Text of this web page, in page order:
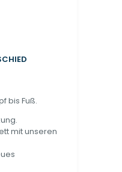
bis Fuß.
mit unseren